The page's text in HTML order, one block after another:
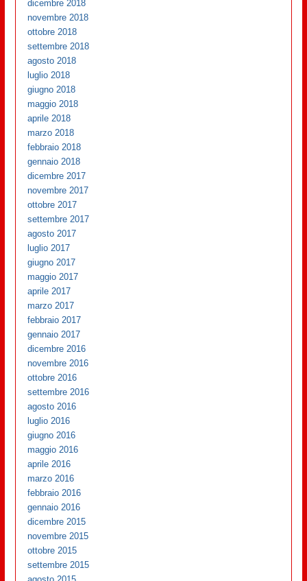
dicembre 2018
novembre 2018
ottobre 2018
settembre 2018
agosto 2018
luglio 2018
giugno 2018
maggio 2018
aprile 2018
marzo 2018
febbraio 2018
gennaio 2018
dicembre 2017
novembre 2017
ottobre 2017
settembre 2017
agosto 2017
luglio 2017
giugno 2017
maggio 2017
aprile 2017
marzo 2017
febbraio 2017
gennaio 2017
dicembre 2016
novembre 2016
ottobre 2016
settembre 2016
agosto 2016
luglio 2016
giugno 2016
maggio 2016
aprile 2016
marzo 2016
febbraio 2016
gennaio 2016
dicembre 2015
novembre 2015
ottobre 2015
settembre 2015